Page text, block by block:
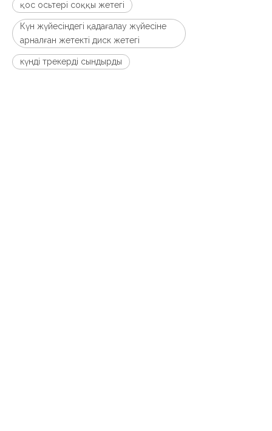
қос осьтері соққы жетегі
Күн жүйесіндегі қадағалау жүйесіне
арналған жетекті диск жетегі
күнді трекерді сындырды